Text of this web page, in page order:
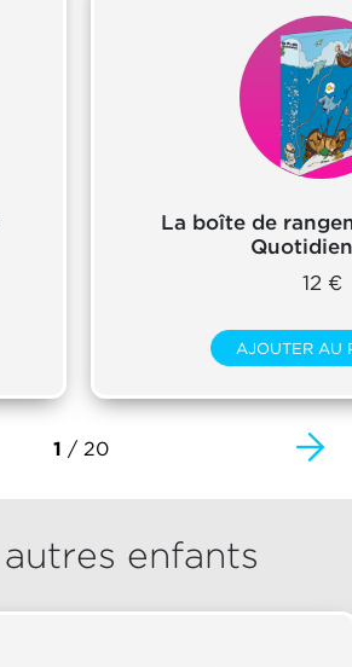
La boîte de
Quotidien
12 €
AJOUTER AU
1 / 20
enfants